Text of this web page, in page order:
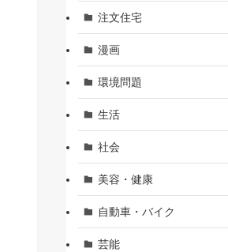
注文住宅
漫画
環境問題
生活
社会
美容・健康
自動車・バイク
芸能